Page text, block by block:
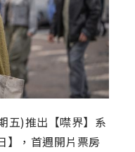
五)推出【噤界】系
】，首週開片票房